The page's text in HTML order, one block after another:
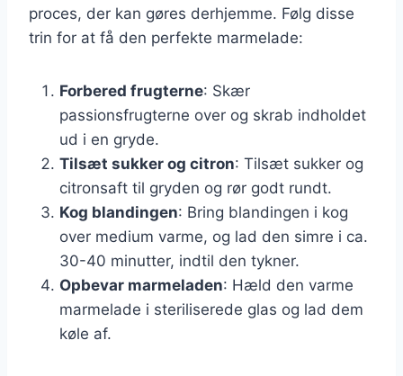
proces, der kan gøres derhjemme. Følg disse
trin for at få den perfekte marmelade:
Forbered frugterne: Skær
passionsfrugterne over og skrab indholdet
ud i en gryde.
Tilsæt sukker og citron: Tilsæt sukker og
citronsaft til gryden og rør godt rundt.
Kog blandingen: Bring blandingen i kog
over medium varme, og lad den simre i ca.
30-40 minutter, indtil den tykner.
Opbevar marmeladen: Hæld den varme
marmelade i steriliserede glas og lad dem
køle af.